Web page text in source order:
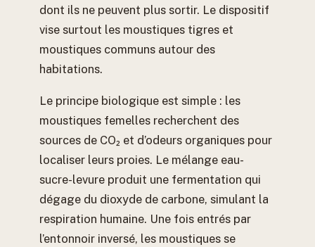
dont ils ne peuvent plus sortir. Le dispositif
vise surtout les moustiques tigres et
moustiques communs autour des
habitations.
Le principe biologique est simple : les
moustiques femelles recherchent des
sources de CO₂ et d’odeurs organiques pour
localiser leurs proies. Le mélange eau-
sucre-levure produit une fermentation qui
dégage du dioxyde de carbone, simulant la
respiration humaine. Une fois entrés par
l’entonnoir inversé, les moustiques se